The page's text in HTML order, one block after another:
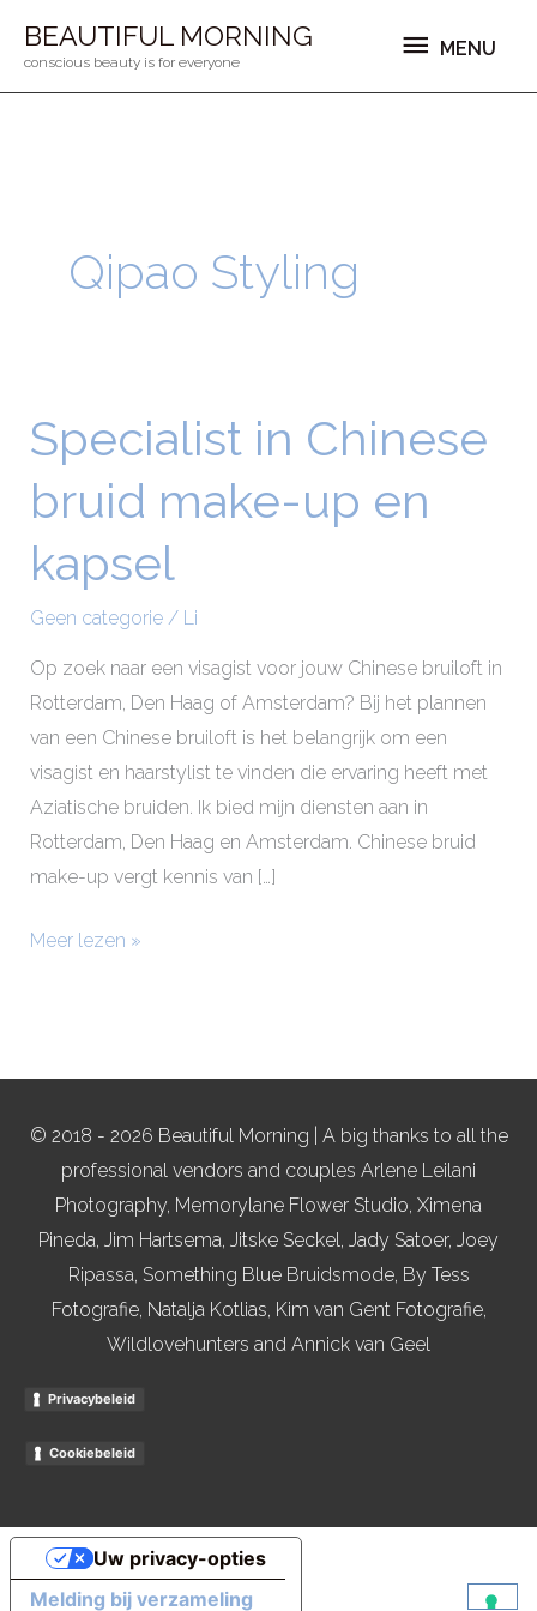
naarBEAUTIFUL MORNING
conscious beauty is for everyone
MENU
MENU
Qipao Styling
Specialist in Chinese
bruid make-up en
kapsel
Geen categorie/ Li
Op zoek naar een visagist voor jouw Chinese bruiloft in
Rotterdam, Den Haag of Amsterdam? Bij het plannen
van een Chinese bruiloft is het belangrijk om een
visagist en haarstylist te vinden die ervaring heeft met
Aziatische bruiden. Ik bied mijn diensten aan in
Rotterdam, Den Haag en Amsterdam. Chinese bruid
make-up vergt kennis van […]
Specialist
in
Chinese
make-
en
kapsel
Meer lezen »
© 2018 - 2026 Beautiful Morning | A big thanks to all the
professional vendors and couples Arlene Leilani
Photography, Memorylane Flower Studio, Ximena
Pineda, Jim Hartsema, Jitske Seckel, Jady Satoer, Joey
Ripassa, Something Blue Bruidsmode, By Tess
Fotografie, Natalja Kotlias, Kim van Gent Fotografie,
Wildlovehunters and Annick van Geel
Privacybeleid
Cookiebeleid
Melding bij verzameling
Uw privacy-opties